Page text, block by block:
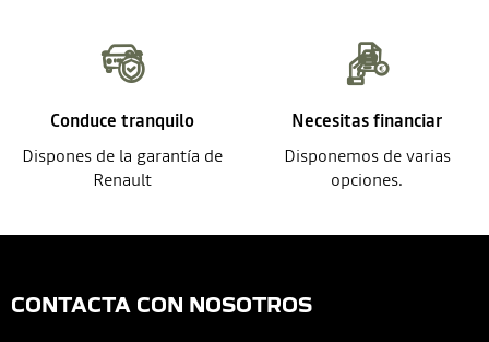
Conduce tranquilo
Dispones de la garantía de
Renault
Necesitas financiar
Disponemos de varias
opciones.
CONTACTA CON NOSOTROS